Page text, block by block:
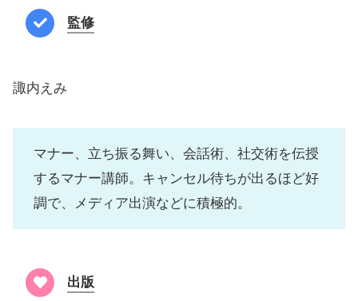
監修
諏内えみ
マナー、立ち振る舞い、会話術、社交術を伝授
するマナー講師。キャンセル待ちが出るほど好
調で、メディア出演などに積極的。
出版